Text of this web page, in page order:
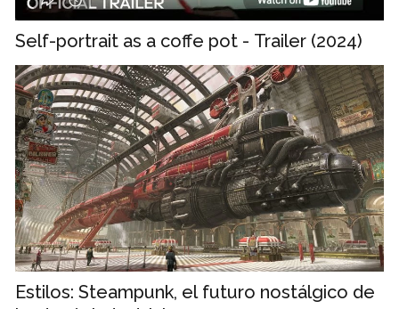
Self-portrait as a coffe pot - Trailer (2024)
Estilos: Steampunk, el futuro nostálgico de